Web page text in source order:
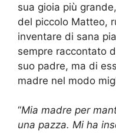
sua gioia più
del piccolo Matteo,
inventare di sana
sempre raccontato
suo padre, ma di
madre nel modo
“Mia madre per
una pazza. Mi ha